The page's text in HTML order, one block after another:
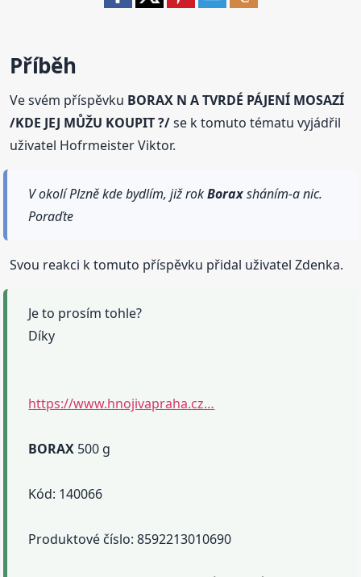
Příběh
Ve svém příspěvku BORAX N A TVRDÉ PÁJENÍ MOSAZÍ
/KDE JEJ MŮŽU KOUPIT ?/se k tomuto tématu vyjádřil
uživatel Hofrmeister Viktor.
V okolí Plzně kde bydlím, již rokBoraxsháním-a nic.
Poraďte
Svou reakci k tomuto příspěvku přidal uživatel Zdenka.
Je to prosím tohle?
Díky
https://www.hnojivapraha.cz…
BORAX 500 g
Kód: 140066
Produktové číslo: 8592213010690